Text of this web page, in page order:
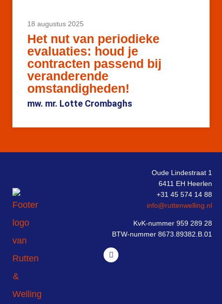
18 augustus 2025
Het nut van periodieke
evaluaties: houd je
contracten passend bij
veranderende
omstandigheden!
mw. mr. Lotte Crombaghs
Oude Lindestraat 1
6411 EH Heerlen
+31 45 574 14 88
info@ruttenwelling.nl
KvK-nummer 959 289 28
BTW-nummer 8673.89382.B.01